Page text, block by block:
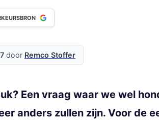
door Remco Stoffer
Een vraag waar we wel
anders zullen zijn. Voor de